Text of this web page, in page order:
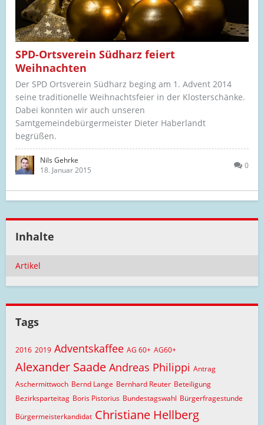
SPD-Ortsverein Südharz feiert
Weihnachten
Der SPD Ortsverein Südharz beging am 1. Advent 2014
seine traditionelle Weihnachtsfeier in der Klosterschänke.
Dabei konnten wir auch unseren
Samtgemeindebürgermeister Dieter Haberlandt
begrüßen.
Nils Gehrke
18. Januar 2015
0
Inhalte
Artikel
Tags
2016 2019 Adventskaffee AG 60+ AG60+
Alexander Saade Andreas Philippi Antrag
Aschermittwoch Bernd Lange Bernhard Reuter Beteiligung
Bezirksparteitag Boris Pistorius Bundestagswahl Bürgerfragestunde
Bürgermeisterkandidat Christiane Hellberg